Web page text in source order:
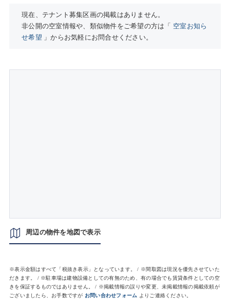
現在、テナント募集区画の掲載はありません。
非公開の空室情報や、類似物件をご希望の方は「 空室お知ら
せ希望 」からお気軽にお問合せください。
周辺の物件を地図で表示
※表示金額はすべて「税抜き表示」となっています。 / ※間取図は現況を優先させていた
だきます。 / ※駐車場は建物設備としての有無のため、有の場合でも賃貸条件としての空
きを保証するものではありません。 / ※掲載情報の誤りや変更、未掲載情報の掲載依頼が
ございましたら、お手数ですが お問い合わせフォーム よりご連絡ください。